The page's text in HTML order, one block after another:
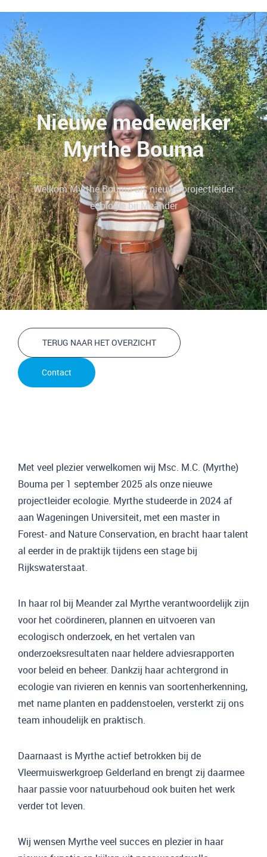
Nieuwe medewerker
Myrthe Bouma
Welkom Myrthe Bouma als nieuwe projectleider
ecologie bij Meander
TERUG NAAR HET OVERZICHT
Contact
Met veel plezier verwelkomen wij Msc. M.C. (Myrthe)
Bouma per 1 september 2025 als onze nieuwe
projectleider ecologie. Myrthe studeerde in 2024 af
aan Wageningen Universiteit, met een master in
Forest- and Nature Conservation, en bracht haar talent
al eerder in de praktijk tijdens een stage bij
Rijkswaterstaat.
In haar rol bij Meander zal Myrthe verantwoordelijk zijn
voor het coördineren, plannen en uitvoeren van
ecologisch onderzoek, en het vertalen van
onderzoeksresultaten naar heldere adviesrapporten
voor beleid en beheer. Dankzij haar achtergrond in
ecologie van rivieren en kennis van soortenherkenning,
met name planten en paddenstoelen, versterkt zij ons
team inhoudelijk en praktisch.
Daarnaast is Myrthe actief betrokken bij de
Vleermuiswerkgroep Gelderland en brengt zij daarmee
haar passie voor natuurbehoud ook buiten het werk
verder tot leven.
Wij wensen Myrthe veel succes en plezier in haar